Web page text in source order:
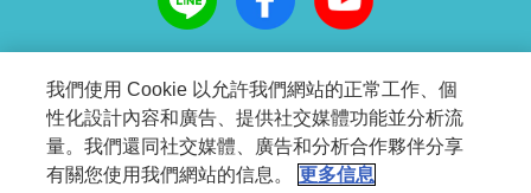
我們使用 Cookie 以允許我們網站的正常工作、個
性化設計內容和廣告、提供社交媒體功能並分析流
量。我們還同社交媒體、廣告和分析合作夥伴分享
有關您使用我們網站的信息。
更多信息